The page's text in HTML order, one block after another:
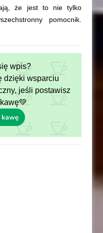
że jest to nie tylko
pomocnik.
wpis?
dzięki wsparciu
jeśli postawisz